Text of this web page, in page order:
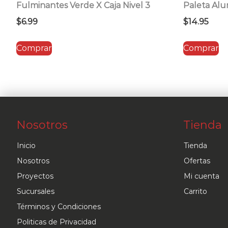
Fulminantes Verde X Caja Nivel 3
$6.99
Comprar
Paleta
$14.95
Comprar
Nosotros
Inicio
Nosotros
Proyectos
Sucursales
Términos y Condiciones
Politicas de Privacidad
Tienda
Tienda
Ofertas
Mi cuenta
Carrito